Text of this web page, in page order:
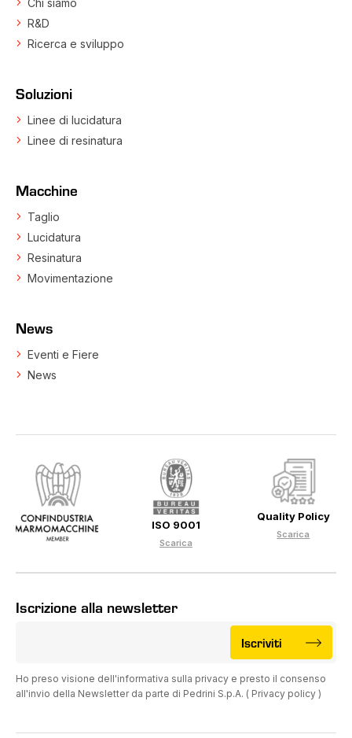
R&D
Ricerca e sviluppo
Soluzioni
Linee di lucidatura
Linee di resinatura
Macchine
Taglio
Lucidatura
Resinatura
Movimentazione
News
Eventi e Fiere
News
ISO 9001
Scarica
Quality Policy
Scarica
Iscrizione alla newsletter
Ho preso visione dell'informativa sulla privacy e presto il consenso
all'invio della Newsletter da parte di Pedrini S.p.A. ( Privacy policy )
Iscriviti